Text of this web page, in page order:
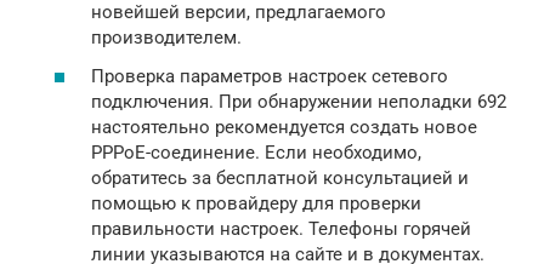
новейшей версии, предлагаемого
производителем.
Проверка параметров настроек сетевого
подключения. При обнаружении неполадки 692
настоятельно рекомендуется создать новое
PPPoE-соединение. Если необходимо,
обратитесь за бесплатной консультацией и
помощью к провайдеру для проверки
правильности настроек. Телефоны горячей
линии указываются на сайте и в документах.